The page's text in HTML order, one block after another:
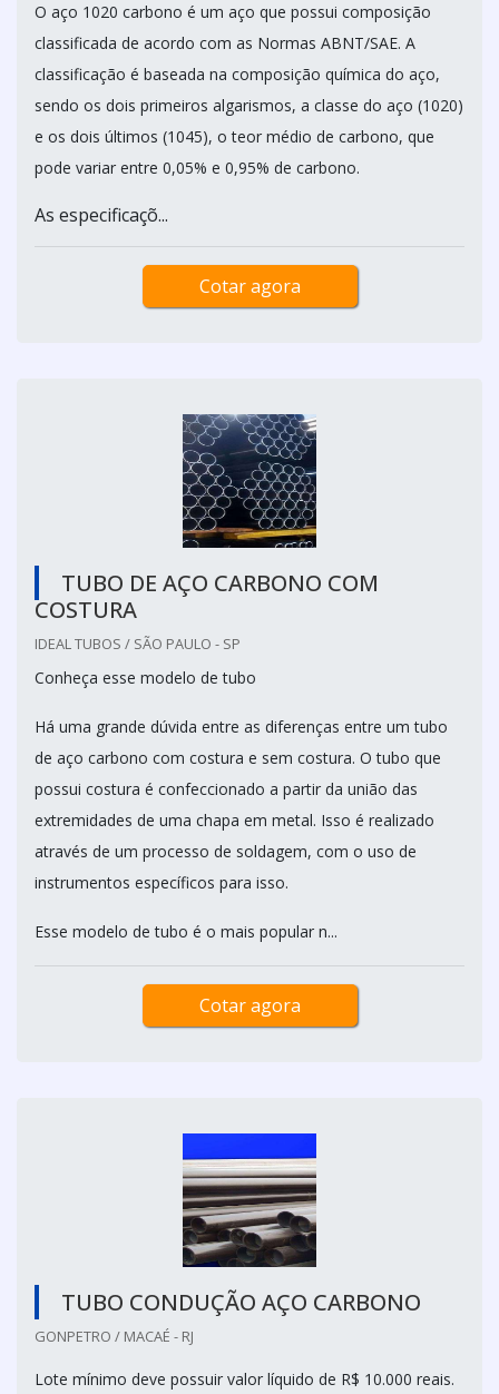
O aço 1020 carbono é um aço que possui composição
classificada de acordo com as Normas ABNT/SAE. A
classificação é baseada na composição química do aço,
sendo os dois primeiros algarismos, a classe do aço (1020)
e os dois últimos (1045), o teor médio de carbono, que
pode variar entre 0,05% e 0,95% de carbono.
As especificaçõ...
Cotar agora
TUBO DE AÇO CARBONO COM
COSTURA
IDEAL TUBOS / SÃO PAULO - SP
Conheça esse modelo de tubo
Há uma grande dúvida entre as diferenças entre um tubo
de aço carbono com costura e sem costura. O tubo que
possui costura é confeccionado a partir da união das
extremidades de uma chapa em metal. Isso é realizado
através de um processo de soldagem, com o uso de
instrumentos específicos para isso.
Esse modelo de tubo é o mais popular n...
Cotar agora
TUBO CONDUÇÃO AÇO CARBONO
GONPETRO / MACAÉ - RJ
Lote mínimo deve possuir valor líquido de R$ 10.000 reais.